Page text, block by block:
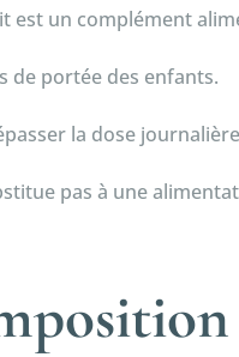
est un complément
de portée des enfants.
la dose
pas à une